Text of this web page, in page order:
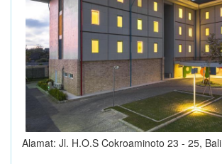
Alamat: Jl. H.O.S Cokroaminoto 23 - 25, Bali